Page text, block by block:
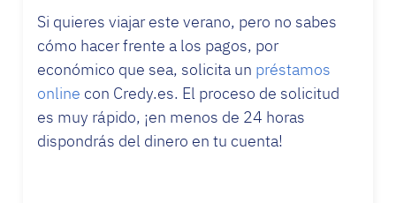
Si quieres viajar este verano, pero no sabes
cómo hacer frente a los pagos, por
económico que sea, solicita un préstamos
online con Credy.es. El proceso de solicitud
es muy rápido, ¡en menos de 24 horas
dispondrás del dinero en tu cuenta!